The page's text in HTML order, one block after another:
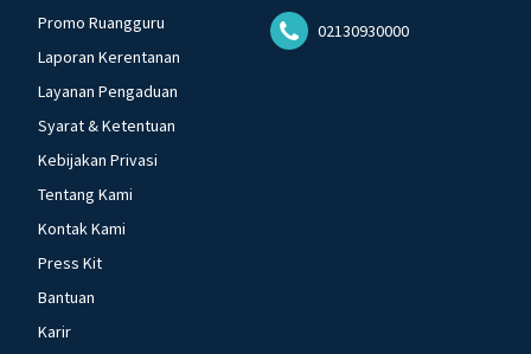
Promo Ruangguru
Laporan Kerentanan
Layanan Pengaduan
Syarat & Ketentuan
Kebijakan Privasi
Tentang Kami
Kontak Kami
Press Kit
Bantuan
Karir
02130930000